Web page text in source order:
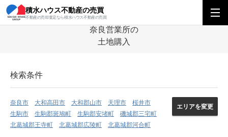
積水ハウス不動産の売買
不動産の売却査定なら積水ハウス不動産の売買
積水ハウス不動産の売買 関西エリア 奈良営業
奈良営業所の
土地購入
検索条件
奈良市 大和高田市 大和郡山市 天理市
桜井市
生駒市
生駒郡斑鳩町 生駒郡安堵町
磯城郡三宅町
北葛城郡王寺町
北葛城郡広陵町 北葛城郡河合町
エリアを変更